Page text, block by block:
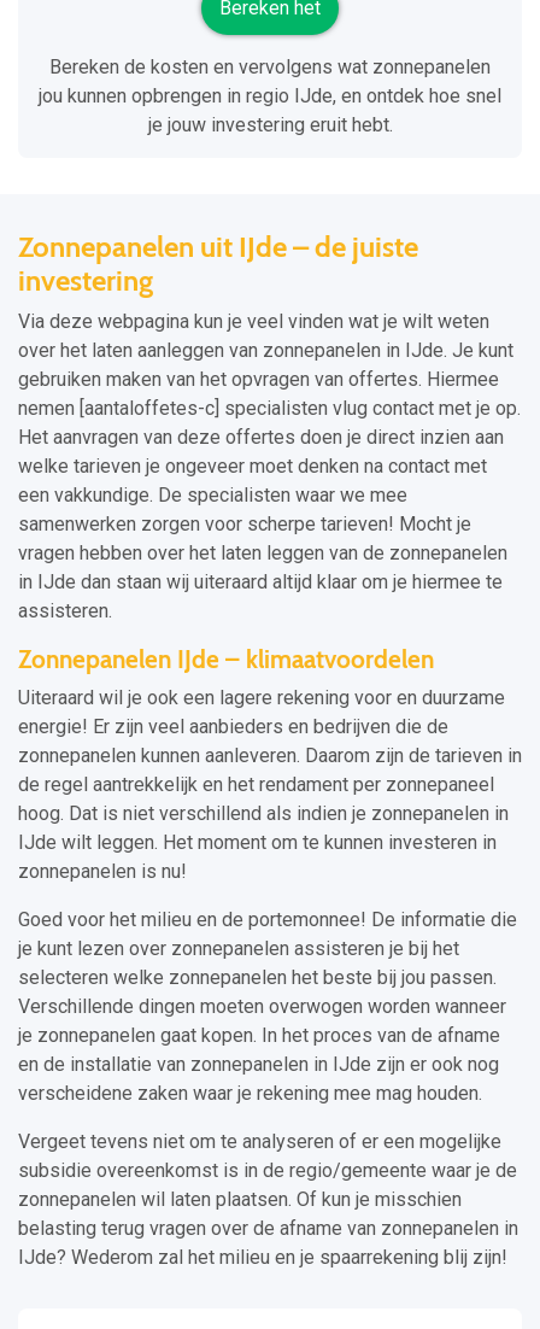
Bereken het
Bereken de kosten en vervolgens wat zonnepanelen
jou kunnen opbrengen in regio IJde, en ontdek hoe snel
je jouw investering eruit hebt.
Zonnepanelen uit IJde – de juiste
investering
Via deze webpagina kun je veel vinden wat je wilt weten
over het laten aanleggen van zonnepanelen in IJde. Je kunt
gebruiken maken van het opvragen van offertes. Hiermee
nemen [aantaloffetes-c] specialisten vlug contact met je op.
Het aanvragen van deze offertes doen je direct inzien aan
welke tarieven je ongeveer moet denken na contact met
een vakkundige. De specialisten waar we mee
samenwerken zorgen voor scherpe tarieven! Mocht je
vragen hebben over het laten leggen van de zonnepanelen
in IJde dan staan wij uiteraard altijd klaar om je hiermee te
assisteren.
Zonnepanelen IJde – klimaatvoordelen
Uiteraard wil je ook een lagere rekening voor en duurzame
energie! Er zijn veel aanbieders en bedrijven die de
zonnepanelen kunnen aanleveren. Daarom zijn de tarieven in
de regel aantrekkelijk en het rendament per zonnepaneel
hoog. Dat is niet verschillend als indien je zonnepanelen in
IJde wilt leggen. Het moment om te kunnen investeren in
zonnepanelen is nu!
Goed voor het milieu en de portemonnee! De informatie die
je kunt lezen over zonnepanelen assisteren je bij het
selecteren welke zonnepanelen het beste bij jou passen.
Verschillende dingen moeten overwogen worden wanneer
je zonnepanelen gaat kopen. In het proces van de afname
en de installatie van zonnepanelen in IJde zijn er ook nog
verscheidene zaken waar je rekening mee mag houden.
Vergeet tevens niet om te analyseren of er een mogelijke
subsidie overeenkomst is in de regio/gemeente waar je de
zonnepanelen wil laten plaatsen. Of kun je misschien
belasting terug vragen over de afname van zonnepanelen in
IJde? Wederom zal het milieu en je spaarrekening blij zijn!